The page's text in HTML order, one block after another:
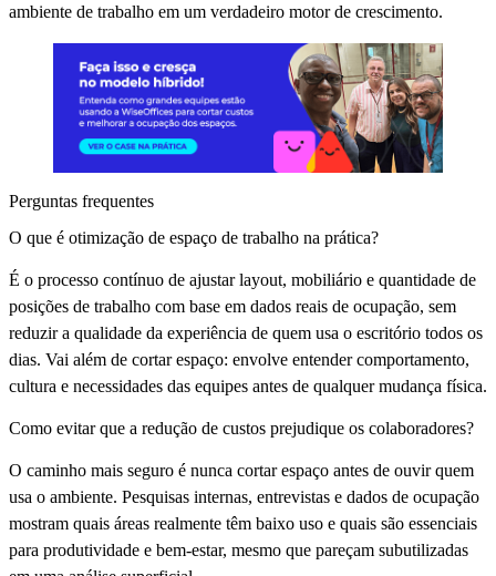
ambiente de trabalho em um verdadeiro motor de crescimento.
Perguntas frequentes
O que é otimização de espaço de trabalho na prática?
É o processo contínuo de ajustar layout, mobiliário e quantidade de
posições de trabalho com base em dados reais de ocupação, sem
reduzir a qualidade da experiência de quem usa o escritório todos os
dias. Vai além de cortar espaço: envolve entender comportamento,
cultura e necessidades das equipes antes de qualquer mudança física.
Como evitar que a redução de custos prejudique os colaboradores?
O caminho mais seguro é nunca cortar espaço antes de ouvir quem
usa o ambiente. Pesquisas internas, entrevistas e dados de ocupação
mostram quais áreas realmente têm baixo uso e quais são essenciais
para produtividade e bem-estar, mesmo que pareçam subutilizadas